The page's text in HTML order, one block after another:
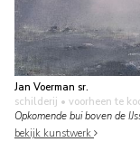
Jan Voerman sr.
schilderij • voorheen te
Opkomende bui boven de
bekijk kunstwerk